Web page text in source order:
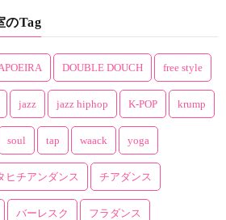
のTag
DOUBLE DOUCH free style
jazz jazz hiphop K-POP krump
soul tap waack yoga
ヒチアンダンス チアダンス
バーレスク フラダンス